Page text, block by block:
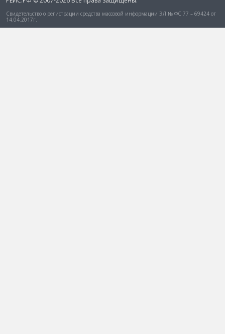
Свидетельство о регистрации средства массовой информации ЭЛ № ФС 77 – 69424 от
14.04.2017г.